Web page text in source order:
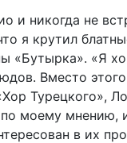
и никогда не
я крутил
«Бутырка». «Я
Вместо
Турецкого»,
моему
в их